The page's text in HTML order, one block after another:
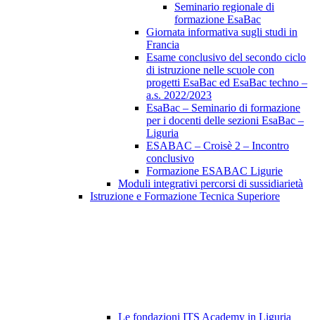
Seminario regionale di
formazione EsaBac
Giornata informativa sugli studi in
Francia
Esame conclusivo del secondo ciclo
di istruzione nelle scuole con
progetti EsaBac ed EsaBac techno –
a.s. 2022/2023
EsaBac – Seminario di formazione
per i docenti delle sezioni EsaBac –
Liguria
ESABAC – Croisè 2 – Incontro
conclusivo
Formazione ESABAC Ligurie
Moduli integrativi percorsi di sussidiarietà
Istruzione e Formazione Tecnica Superiore
Le fondazioni ITS Academy in Liguria